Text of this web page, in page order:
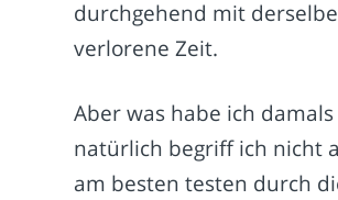
durchgehend mit
verlorene Zeit.
Aber was habe ich
natürlich begriff ich nicht
am besten testen durch